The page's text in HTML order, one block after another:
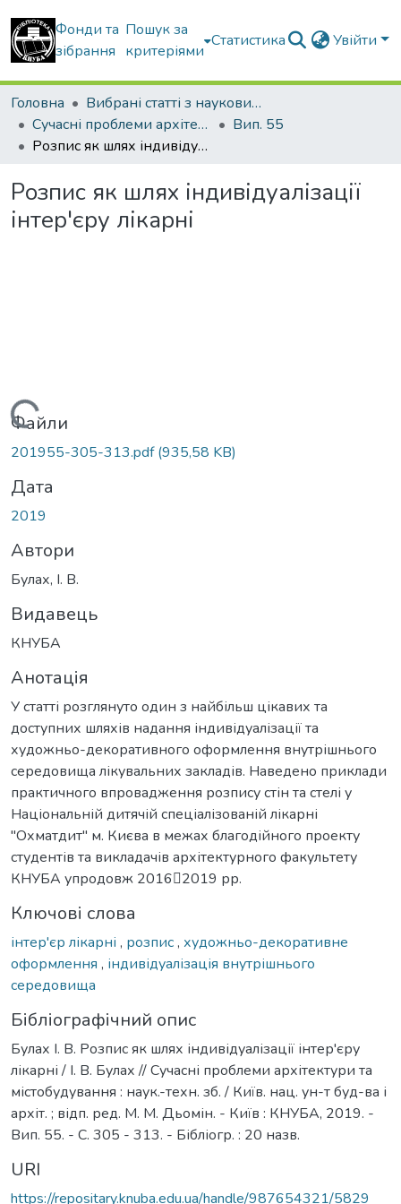
Фонди та
зібрання
Пошук за
критеріями
Статистика Увійти
Головна
Вибрані статті з наукових збірників КНУБА
Сучасні проблеми архітектури та містобудування
Вип. 55
Розпис як шлях індивідуалізації інтер'єру лікарні
Розпис як шлях індивідуалізації
інтер'єру лікарні
Вантажиться...
Файли
201955-305-313.pdf(935,58 KB)
Дата
2019
Автори
Булах, І. В.
Видавець
КНУБА
Анотація
У статті розглянуто один з найбільш цікавих та
доступних шляхів надання індивідуалізації та
художньо-декоративного оформлення внутрішнього
середовища лікувальних закладів. Наведено приклади
практичного впровадження розпису стін та стелі у
Національній дитячій спеціалізованій лікарні
"Охматдит" м. Києва в межах благодійного проекту
студентів та викладачів архітектурного факультету
КНУБА упродовж 20162019 рр.
Ключові слова
інтер'єр лікарні , розпис, художньо-декоративне
оформлення , індивідуалізація внутрішнього
середовища
Бібліографічний опис
Булах І. В. Розпис як шлях індивідуалізації інтер'єру
лікарні / І. В. Булах // Сучасні проблеми архітектури та
містобудування : наук.-техн. зб. / Київ. нац. ун-т буд-ва і
архіт. ; відп. ред. М. М. Дьомін. - Київ : КНУБА, 2019. -
Вип. 55. - С. 305 - 313. - Бібліогр. : 20 назв.
URI
https://repositary.knuba.edu.ua/handle/987654321/5829